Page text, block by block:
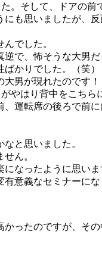
。そして、ドアの前
も思いましたが、
でした。
で、怖そうな大男
かりでした。（笑）
男が現れたのです！
やはり背中をこち
運転席の後ろで前
と思いました。
ん。
なったように思いま
意義なセミナーに
ったのですが、そ